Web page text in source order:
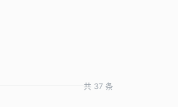
共 37 条